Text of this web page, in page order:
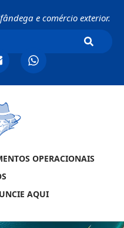
e comércio exterior.
OPERACIONAIS
AQUI